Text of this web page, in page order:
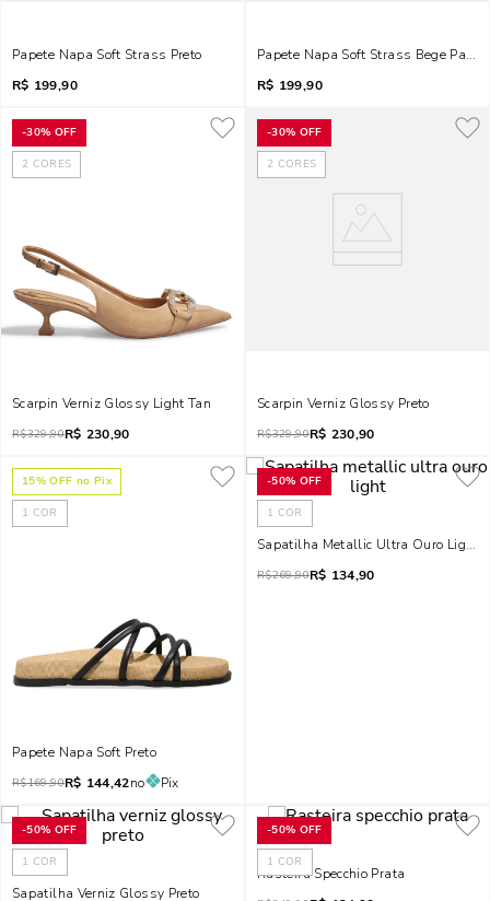
Papete Napa Soft Strass Preto
R$ 199,90
Papete Napa Soft Strass Bege Palha
R$ 199,90
-30% OFF
2 CORES
Scarpin Verniz Glossy Light Tan
R$329,90R$ 230,90
-30% OFF
2 CORES
Scarpin Verniz Glossy Preto
R$329,90R$ 230,90
15% OFF no Pix
1 COR
Papete Napa Soft Preto
R$169,90R$ 144,42no Pix
-50% OFF
1 COR
Sapatilha Metallic Ultra Ouro Light
R$269,90R$ 134,90
-50% OFF
1 COR
Sapatilha Verniz Glossy Preto
-50% OFF
1 COR
Rasteira Specchio Prata